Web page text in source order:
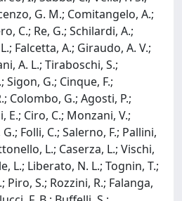
G. M.; Comitangelo, A.;
C.; Re, G.; Schilardi, A.;
Falcetta, A.; Giraudo, A. V.;
A. L.; Tiraboschi, S.;
Sigon, G.; Cinque, F.;
Colombo, G.; Agosti, P.;
E.; Ciro, C.; Monzani, V.;
Folli, C.; Salerno, F.; Pallini,
L.; Caserza, L.; Vischi,
L.; Liberato, N. L.; Tognin, T.;
Piro, S.; Rozzini, R.; Falanga,